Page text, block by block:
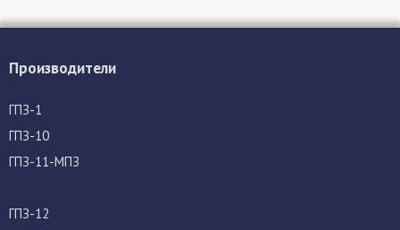
Производители
ГПЗ-1
ГПЗ-10
ГПЗ-11-МПЗ
ГПЗ-12